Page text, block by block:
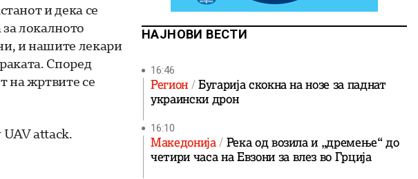
и дека се
локалното
и нашите лекари
Според
на жртвите се
attack.
НАЈНОВИ ВЕСТИ
16:46
Регион
Бугарија скокна на нозе за паднат
украински дрон
16:10
Македонија Река од возила и „дремење“ до
четири часа на Евзони за влез во Грција